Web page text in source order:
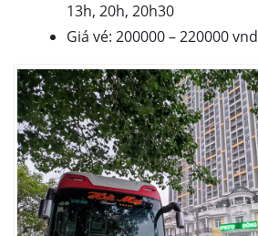
13h, 20h, 20h30
Giá vé: 200000 – 220000 vnd